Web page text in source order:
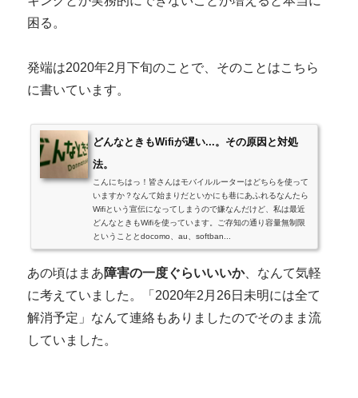
困る。
発端は2020年2月下旬のことで、そのことはこちら
に書いています。
どんなときもWifiが遅い...。その原因と対処
法。
こんにちはっ！皆さんはモバイルルーターはどちらを使って
いますか？なんて始まりだといかにも巷にあふれるなんたら
Wifiという宣伝になってしまうので嫌なんだけど、私は最近
どんなときもWifiを使っています。ご存知の通り容量無制限
ということとdocomo、au、softban...
あの頃はまあ障害の一度ぐらいいいか、なんて気軽
に考えていました。「2020年2月26日未明には全て
解消予定」なんて連絡もありましたのでそのまま流
していました。